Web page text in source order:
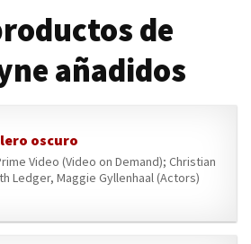
de
añadidos
oscuro
Video (Video on Demand); Christian
Ledger, Maggie Gyllenhaal (Actors)